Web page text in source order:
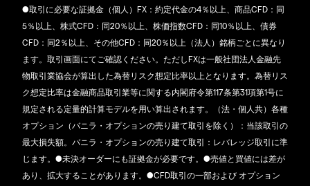
●取引に必要な証拠金（個人）FX：約定代金の4％以上、商品CFD：同
5％以上、株式CFD：同20％以上、株価指数CFD：同10％以上、債券
CFD：同2％以上、その他CFD：同20％以上（法人）銘柄ごとに異なり
ます。取引画面にてご確認ください。ただしFXは一般社団法人金融先
物取引業協会が算出した為替リスク想定比率以上となります。為替リス
ク想定比率は金融商品取引業等に関する内閣府令第117条第31項第1号に
規定される定量的計算モデルを用い算出されます。（法・個人共）各種
オプション（バニラ・オプションの売り建て取引を除く）：当該取引の
最大損失額。バニラ・オプションの売り建て取引：レバレッジ取引に準
じます。●未決オーダーにも証拠金が必要です。●売値と買値には差が
あり、拡大することがあります。●CFD取引の一部および オプション